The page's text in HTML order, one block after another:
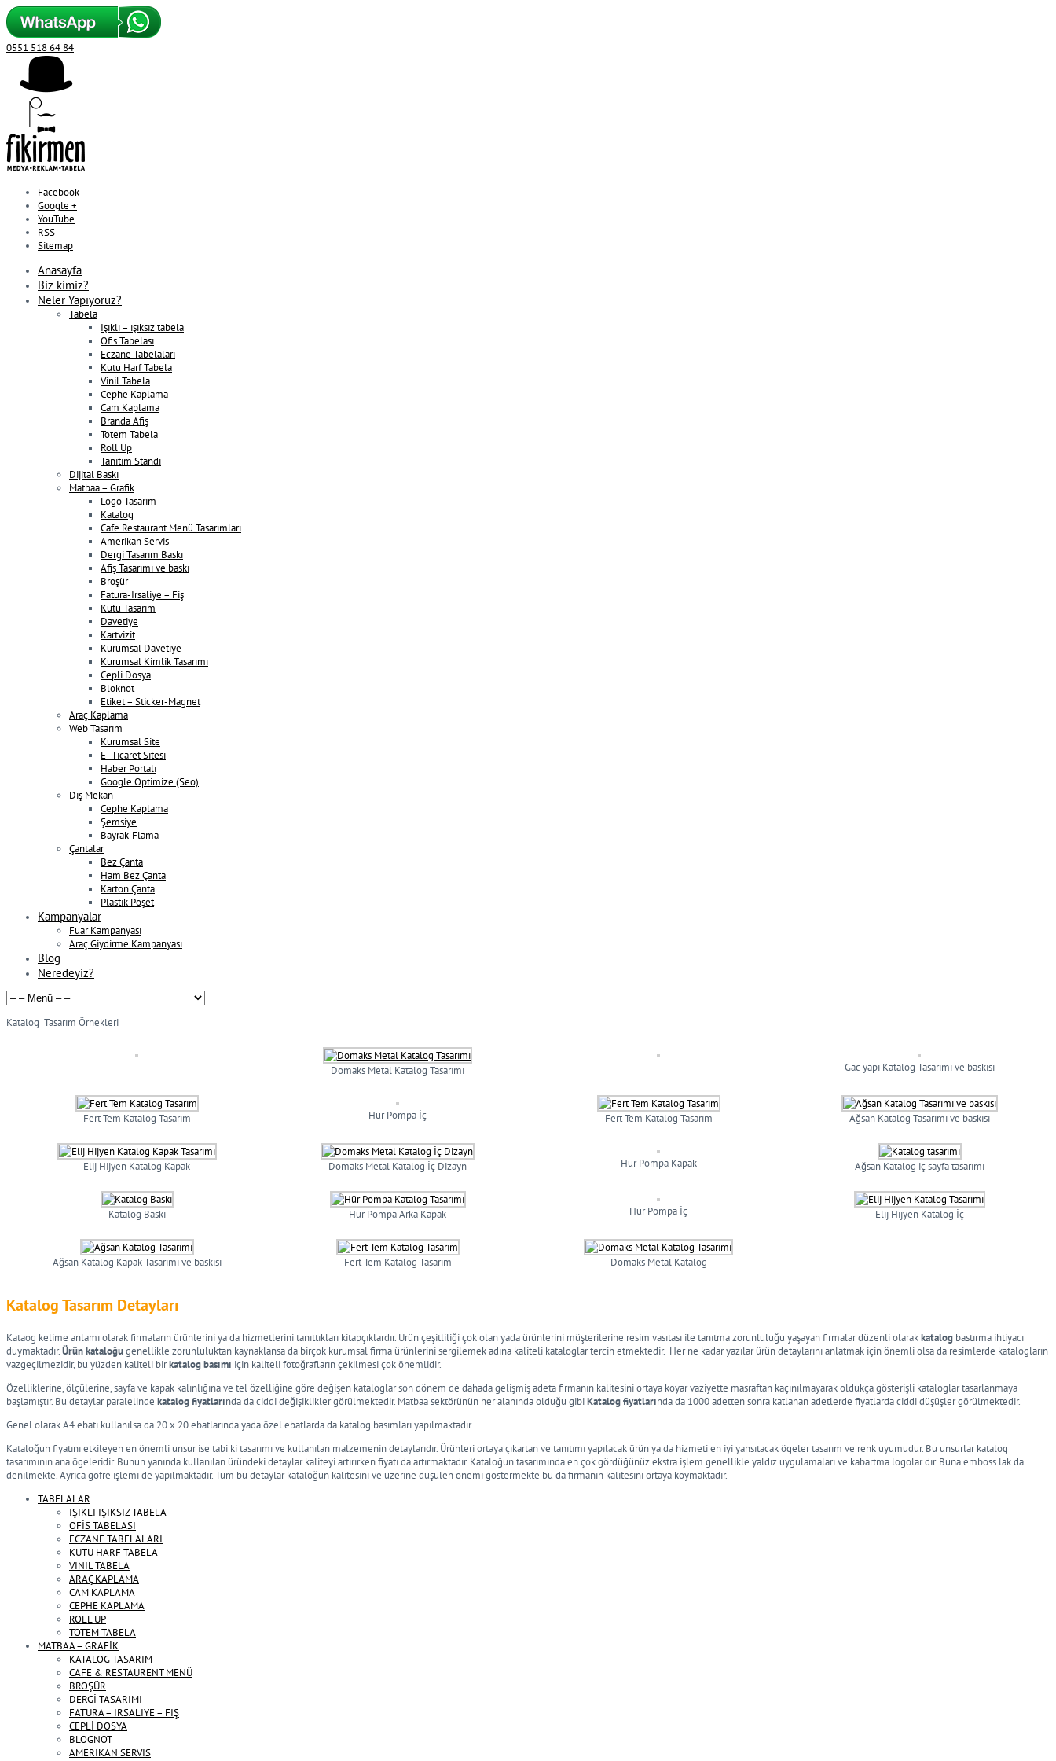
0551 518 64 84
Facebook
Google +
YouTube
RSS
Sitemap
Anasayfa
Biz kimiz?
Neler Yapıyoruz?
Tabela
Işıklı – ışıksız tabela
Ofis Tabelası
Eczane Tabelaları
Kutu Harf Tabela
Vinil Tabela
Cephe Kaplama
Cam Kaplama
Branda Afiş
Totem Tabela
Roll Up
Tanıtım Standı
Dijital Baskı
Matbaa – Grafik
Logo Tasarım
Katalog
Cafe Restaurant Menü Tasarımları
Amerikan Servis
Dergi Tasarım Baskı
Afiş Tasarımı ve baskı
Broşür
Fatura-İrsaliye – Fiş
Kutu Tasarım
Davetiye
Kartvizit
Kurumsal Davetiye
Kurumsal Kimlik Tasarımı
Cepli Dosya
Bloknot
Etiket – Sticker-Magnet
Araç Kaplama
Web Tasarım
Kurumsal Site
E- Ticaret Sitesi
Haber Portalı
Google Optimize (Seo)
Dış Mekan
Cephe Kaplama
Şemsiye
Bayrak-Flama
Çantalar
Bez Çanta
Ham Bez Çanta
Karton Çanta
Plastik Poşet
Kampanyalar
Fuar Kampanyası
Araç Giydirme Kampanyası
Blog
Neredeyiz?
Katalog Tasarım Örnekleri
Domaks Metal Katalog Tasarımı Gac yapı Katalog Tasarımı ve baskısı
Fert Tem Katalog Tasarım Hür Pompa İç Fert Tem Katalog Tasarım Ağsan Katalog Tasarımı ve baskısı
Elij Hijyen Katalog Kapak Domaks Metal Katalog İç Dizayn Hür Pompa Kapak Ağsan Katalog iç sayfa tasarımı
Katalog Baskı Hür Pompa Arka Kapak Hür Pompa İç Elij Hijyen Katalog İç
Ağsan Katalog Kapak Tasarımı ve baskısı Fert Tem Katalog Tasarım Domaks Metal Katalog
Katalog Tasarım Detayları
Kataog kelime anlamı olarak firmaların ürünlerini ya da hizmetlerini tanıttıkları kitapçıklardır. Ürün çeşitliliği çok olan yada ürünlerini müşterilerine resim vasıtası ile tanıtma zorunluluğu yaşayan firmalar düzenli olarakkatalog bastırma ihtiyacı
duymaktadır.Ürün kataloğugenellikle zorunluluktan kaynaklansa da birçok kurumsal firma ürünlerini sergilemek adına kaliteli kataloglar tercih etmektedir. Her ne kadar yazılar ürün detaylarını anlatmak için önemli olsa da resimlerde katalogların
vazgeçilmezidir, bu yüzden kaliteli birkatalog basımı için kaliteli fotoğrafların çekilmesi çok önemlidir.
Özelliklerine, ölçülerine, sayfa ve kapak kalınlığına ve tel özelliğine göre değişen kataloglar son dönem de dahada gelişmiş adeta firmanın kalitesini ortaya koyar vaziyette masraftan kaçınılmayarak oldukça gösterişli kataloglar tasarlanmaya
başlamıştır. Bu detaylar paralelinde katalog fiyatlarında da ciddi değişiklikler görülmektedir. Matbaa sektörünün her alanında olduğu gibiKatalog fiyatlarında da 1000 adetten sonra katlanan adetlerde fiyatlarda ciddi düşüşler görülmektedir.
Genel olarak A4 ebatı kullanılsa da 20 x 20 ebatlarında yada özel ebatlarda da katalog basımları yapılmaktadır.
Kataloğun fiyatını etkileyen en önemli unsur ise tabi ki tasarımı ve kullanılan malzemenin detaylarıdır. Ürünleri ortaya çıkartan ve tanıtımı yapılacak ürün ya da hizmeti en iyi yansıtacak ögeler tasarım ve renk uyumudur. Bu unsurlar katalog
tasarımının ana ögeleridir. Bunun yanında kullanılan üründeki detaylar kaliteyi artırırken fiyatı da artırmaktadır. Kataloğun tasarımında en çok gördüğünüz ekstra işlem genellikle yaldız uygulamaları ve kabartma logolar dır. Buna emboss lak da
denilmekte. Ayrıca gofre işlemi de yapılmaktadır. Tüm bu detaylar kataloğun kalitesini ve üzerine düşülen önemi göstermekte bu da firmanın kalitesini ortaya koymaktadır.
TABELALAR
IŞIKLI IŞIKSIZ TABELA
OFİS TABELASI
ECZANE TABELALARI
KUTU HARF TABELA
VİNİL TABELA
ARAÇ KAPLAMA
CAM KAPLAMA
CEPHE KAPLAMA
ROLL UP
TOTEM TABELA
MATBAA – GRAFİK
KATALOG TASARIM
CAFE & RESTAURENT MENÜ
BROŞÜR
DERGİ TASARIMI
FATURA – İRSALİYE – FİŞ
CEPLİ DOSYA
BLOGNOT
AMERİKAN SERVİS